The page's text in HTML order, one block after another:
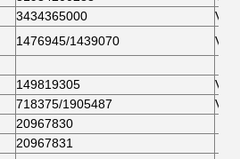
3434365000
1476945/1439070
149819305
718375/1905487
20967830
20967831